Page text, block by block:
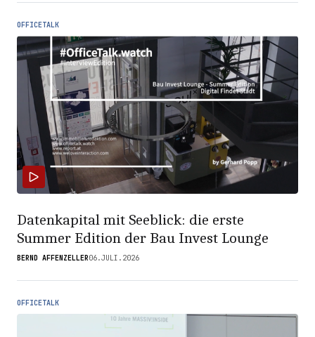
OFFICETALK
Datenkapital mit Seeblick: die erste
Summer Edition der Bau Invest Lounge
BERND AFFENZELLER06.JULI.2026
OFFICETALK